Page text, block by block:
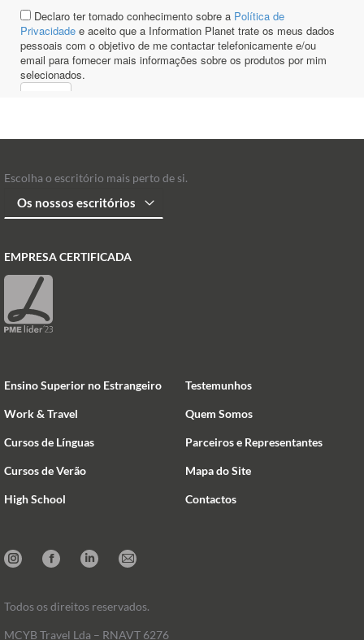
Escolha o escritório mais perto de si.
EMPRESA CERTIFICADA
Ensino Superior no Estrangeiro
Work & Travel
Cursos de Línguas
Cursos de Verão
High School
Testemunhos
Quem Somos
Parceiros e Representantes
Mapa do Site
Contactos
Todos os direitos reservados.
InstagramFacebookLinkedinMail
MCYB Travel Lda – RNAVT 6276